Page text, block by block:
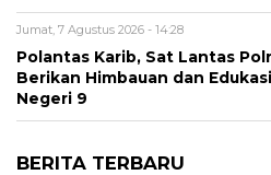
Jumat, 7 Agustus 2026 - 14:28
Polantas Karib, Sat Lantas
Berikan Himbauan dan
Negeri 9
BERITA TERBARU